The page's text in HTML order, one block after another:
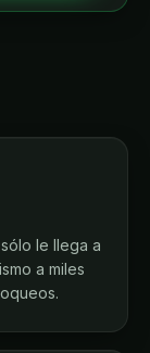
le llega a
a miles